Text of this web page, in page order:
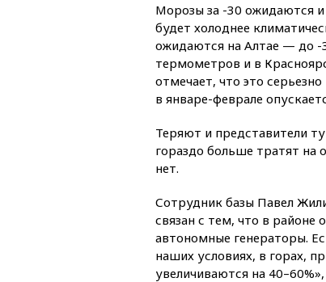
Морозы за -30 ожидаются
будет холоднее
ожидаются на Алтае — до -
термометров и в
отмечает, что это
в январе-феврале
Теряют и представители
гораздо больше тратят на
нет.
Сотрудник базы Павел
связан с тем, что в районе
автономные генераторы.
наших условиях, в горах,
увеличиваются на